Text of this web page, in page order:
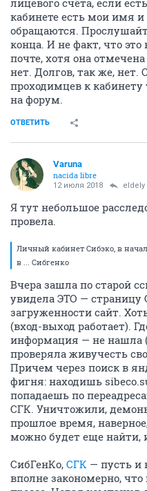
лицевого счёта, если
кабинете есть мои имя и
обращаются.
конца. И не факт, что
почте, хотя она
нет. Долгов, так же,
проходимцев к
на форум.
ОТВЕТИТЬ
Varuna
nacida libre
12 июля 2018 eldely
Я тут небольшое
провела.
Личный кабинет Сибэко, в
в ... Сибгенко
Вчера зашла по старой
увидела ЭТО —
загруженности сайт.
(вход-выход работает).
информация — не нашла
проверяла живучесть
Причем через поиск в
фигня: находишь
попадаешь по
СГК. Уничтожили,
прошлое время,
можно будет еще найти,
СибГенКо, СГК — пусть и
вполне закономерно,